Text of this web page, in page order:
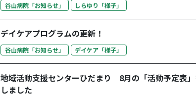
谷山病院「お知らせ」 しらゆり「様子」
デイケアプログラムの更新！
谷山病院「お知らせ」 デイケア「様子」
地域活動支援センターひだまり 8月の「活動予定表
しました